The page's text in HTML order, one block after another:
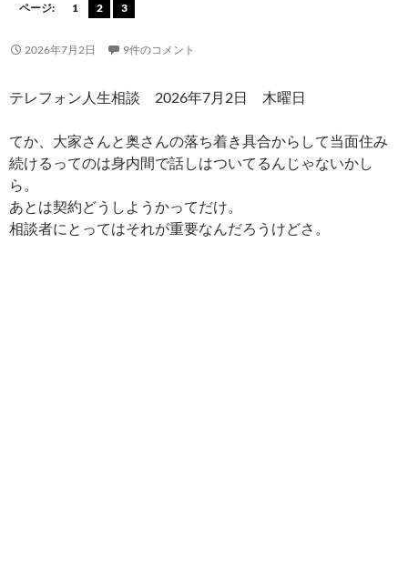
ページ: 1 2 3
2026年7月2日 9件のコメント
テレフォン人生相談 2026年7月2日 木曜日
てか、大家さんと奥さんの落ち着き具合からして当面住み
続けるってのは身内間で話しはついてるんじゃないかし
ら。
あとは契約どうしようかってだけ。
相談者にとってはそれが重要なんだろうけどさ。